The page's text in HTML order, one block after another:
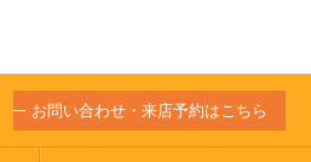
お問い合わせ・来店予約はこちら